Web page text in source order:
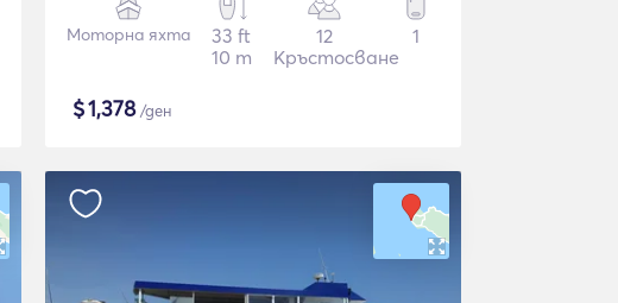
Моторна яхта
33 ft
10 m
12
Кръстосване
1
$1,378/ден